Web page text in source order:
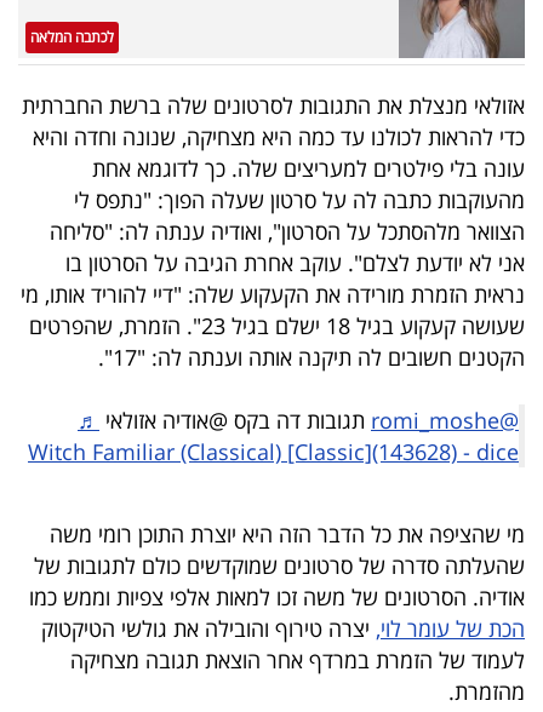
מייל
אדום
פרסמו
באייס
עקבו
אחרינו:
לכתבה המלאה
אזולאי מנצלת את התגובות לסרטונים שלה ברשת החברתית
כדי להראות לכולנו עד כמה היא מצחיקה, שנונה וחדה והיא
עונה בלי פילטרים למעריצים שלה. כך לדוגמא אחת
מהעוקבות כתבה לה על סרטון שעלה הפוך: "נתפס לי
הצוואר מלהסתכל על הסרטון", ואודיה ענתה לה: "סליחה
אני לא יודעת לצלם". עוקב אחרת הגיבה על הסרטון בו
נראית הזמרת מורידה את הקעקוע שלה: "דיי להוריד אותו, מי
שעושה קעקוע בגיל 18 ישלם בגיל 23". הזמרת, שהפרטים
הקטנים חשובים לה תיקנה אותה וענתה לה: "17".
@romi_moshe תגובות דה בקס @אודיה אזולאי ♬
Witch Familiar (Classical) [Classic](143628) - dice
מי שהציפה את כל הדבר הזה היא יוצרת התוכן רומי משה
שהעלתה סדרה של סרטונים שמוקדשים כולם לתגובות של
אודיה. הסרטונים של משה זכו למאות אלפי צפיות וממש כמו
הכת של עומר לוי, יצרה טירוף והובילה את גולשי הטיקטוק
לעמוד של הזמרת במרדף אחר הוצאת תגובה מצחיקה
מהזמרת.